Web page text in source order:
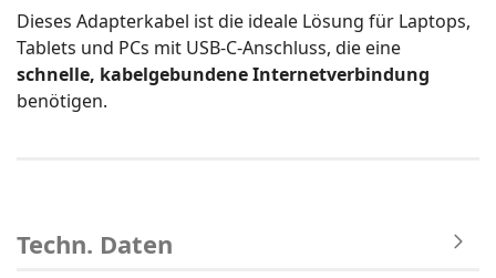
Dieses Adapterkabel ist die ideale Lösung für Laptops,
Tablets und PCs mit USB-C-Anschluss, die eine
schnelle, kabelgebundene Internetverbindung
benötigen.
Techn. Daten